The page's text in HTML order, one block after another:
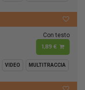
Con testo
1,89 €
VIDEO MULTITRACCIA